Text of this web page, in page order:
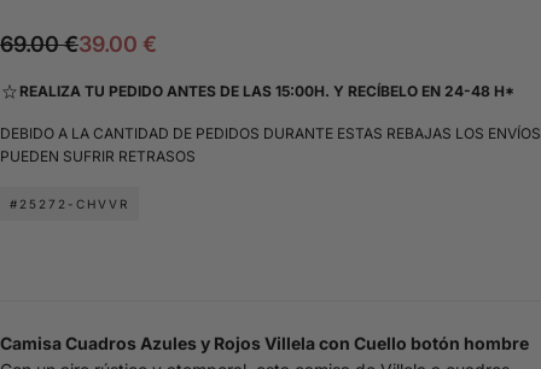
39.00
Precio
69.00 €Precio
39.00 €
REALIZA TU PEDIDO ANTES DE LAS 15:00H. Y RECÍBELO EN 24-48 H*
DEBIDO A LA CANTIDAD DE PEDIDOS DURANTE ESTAS REBAJAS LOS ENVÍOS
PUEDEN SUFRIR RETRASOS
#25272-CHVVR
Camisa Cuadros Azules y Rojos Villela con Cuello botón hombre